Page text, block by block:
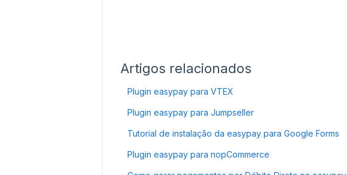
Artigos relacionados
Plugin easypay para VTEX
Plugin easypay para Jumpseller
Tutorial de instalação da easypay para Google Forms
Plugin easypay para nopCommerce